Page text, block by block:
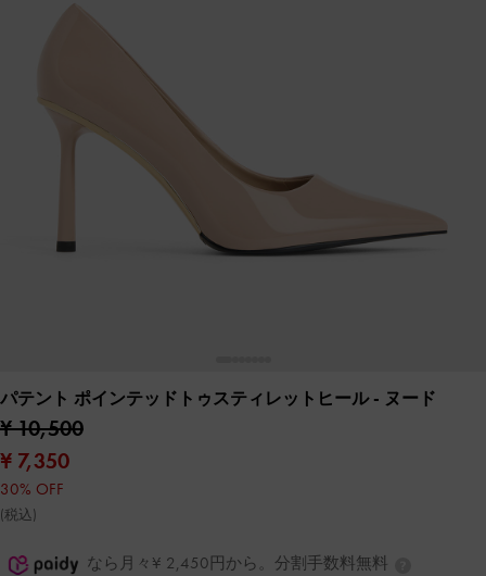
パテント ポインテッドトゥスティレットヒール- ヌード
¥ 10,500
¥ 7,350
30% OFF
(税込)
なら月々¥ 2,450円から。分割手数料無料